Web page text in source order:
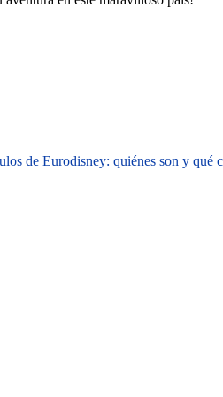
de Eurodisney: quiénes son y qué